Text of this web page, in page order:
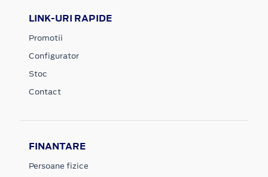
LINK-URI RAPIDE
Promotii
Configurator
Stoc
Contact
FINANTARE
Persoane fizice